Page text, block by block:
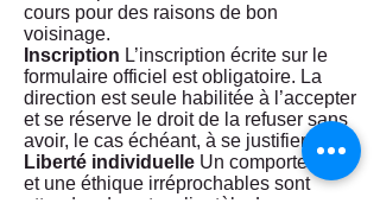
cours pour des raisons de bon
voisinage.
Inscription L’inscription écrite sur le
formulaire officiel est obligatoire. La
direction est seule habilitée à l’accepter
et se réserve le droit de la refuser sans
avoir, le cas échéant, à se justifier.
Liberté individuelle Un comportement
et une éthique irréprochables sont
attendus de notre clientèle. La